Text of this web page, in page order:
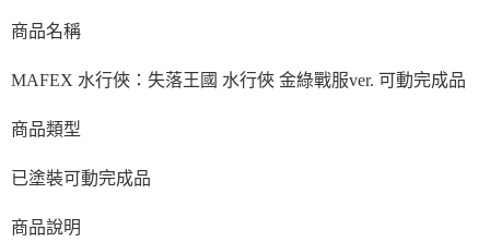
商品名稱
MAFEX 水行俠：失落王國 水行俠 金綠戰服ver. 可動完成品
商品類型
已塗裝可動完成品
商品說明